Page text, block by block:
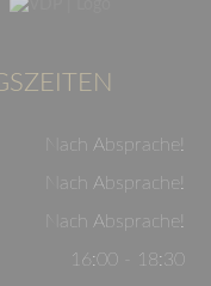
Nach Absprache!
Nach Absprache!
Nach Absprache!
16:00 - 18:30